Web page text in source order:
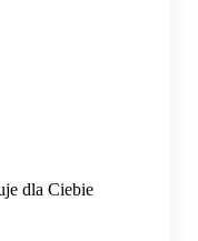
dla Ciebie